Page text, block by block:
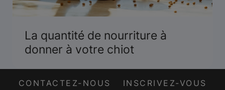
La quantité de nourriture à
donner à votre chiot
CONTACTEZ-NOUS INSCRIVEZ-VOUS